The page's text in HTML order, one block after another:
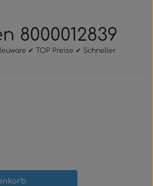
8000012839
✔ TOP Preise ✔ Schneller
Wert ein oder